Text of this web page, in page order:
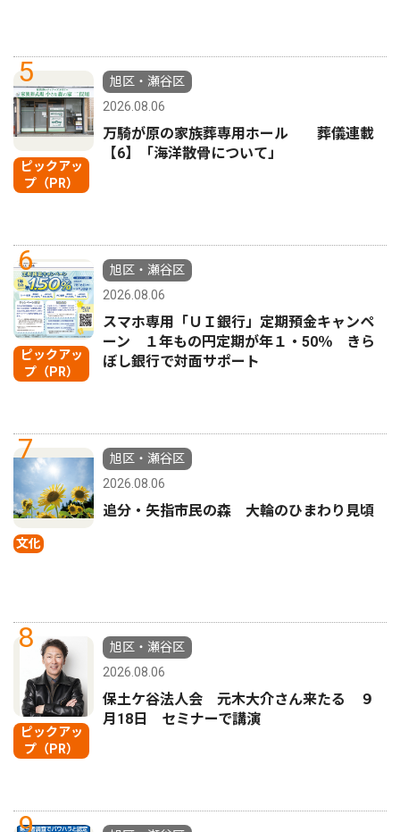
5
ピックアッ
プ（PR）
旭区・瀬谷区
2026.08.06
万騎が原の家族葬専用ホール 葬儀連載
【6】「海洋散骨について」
6
ピックアッ
プ（PR）
旭区・瀬谷区
2026.08.06
スマホ専用「ＵＩ銀行」定期預金キャンペ
ーン １年もの円定期が年１・50％ きら
ぼし銀行で対面サポート
7
文化
旭区・瀬谷区
2026.08.06
追分・矢指市民の森 大輪のひまわり見頃
8
ピックアッ
プ（PR）
旭区・瀬谷区
2026.08.06
保土ケ谷法人会 元木大介さん来たる ９
月18日 セミナーで講演